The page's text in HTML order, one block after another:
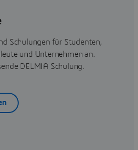
Schulungen für Studenten,
und Unternehmen an.
DELMIA Schulung.